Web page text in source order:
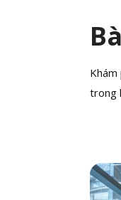
trong